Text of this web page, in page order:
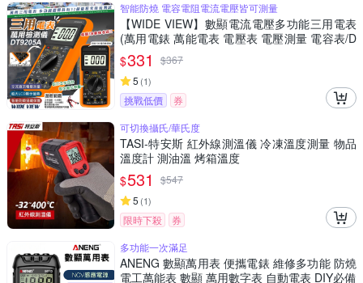
智能防燒 電容電阻電流電壓皆可測量
【WIDE VIEW】數顯電流電壓多功能三用電表
(萬用電錶 萬能電表 電壓表 電壓測量 電容表/D
T9205A)
$331 $367
5 (1)
挑戰低價
券
可切換攝氏/華氏度
TASI-特安斯 紅外線測溫儀 冷凍溫度測量 物品
溫度計 測油溫 烤箱溫度
$531 $547
5 (1)
限時下殺
券
多功能一次滿足
ANENG 數顯萬用表 便攜電錶 維修多功能 防燒
電工萬能表 數顯 萬用數字表 自動電表 DIY必備